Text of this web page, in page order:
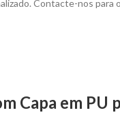
Contacte-nos
Capa em PU